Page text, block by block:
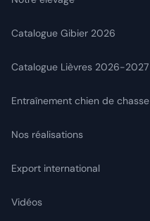
Catalogue Gibier 2026
Catalogue Lièvres 2026-2027
Entraînement chien de chasse
Nos réalisations
Export international
Vidéos